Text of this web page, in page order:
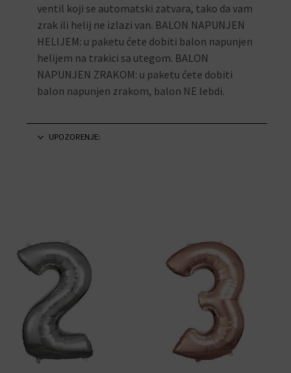
ventil koji se automatski zatvara, tako da vam
zrak ili helij ne izlazi van. BALON NAPUNJEN
HELIJEM: u paketu ćete dobiti balon napunjen
helijem na trakici sa utegom. BALON
NAPUNJEN ZRAKOM: u paketu ćete dobiti
balon napunjen zrakom, balon NE lebdi.
UPOZORENJE: